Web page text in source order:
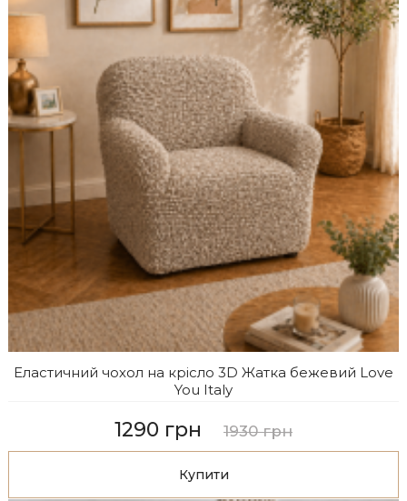
Еластичний чохол на крісло 3D Жатка бежевий Love
You Italy
1290 грн 1930 грн
Купити